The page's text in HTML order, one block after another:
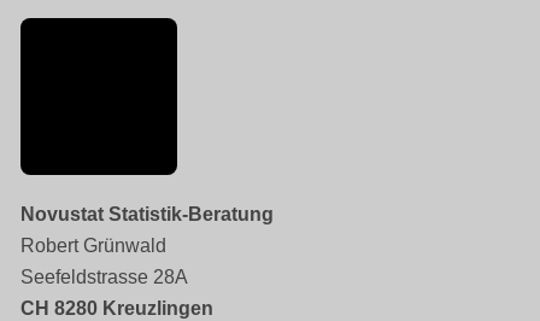
Novustat Statistik-Beratung
Robert Grünwald
Seefeldstrasse 28A
CH 8280 Kreuzlingen